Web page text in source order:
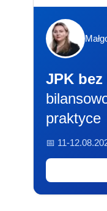
JPK bez
praktyce
📅 11-